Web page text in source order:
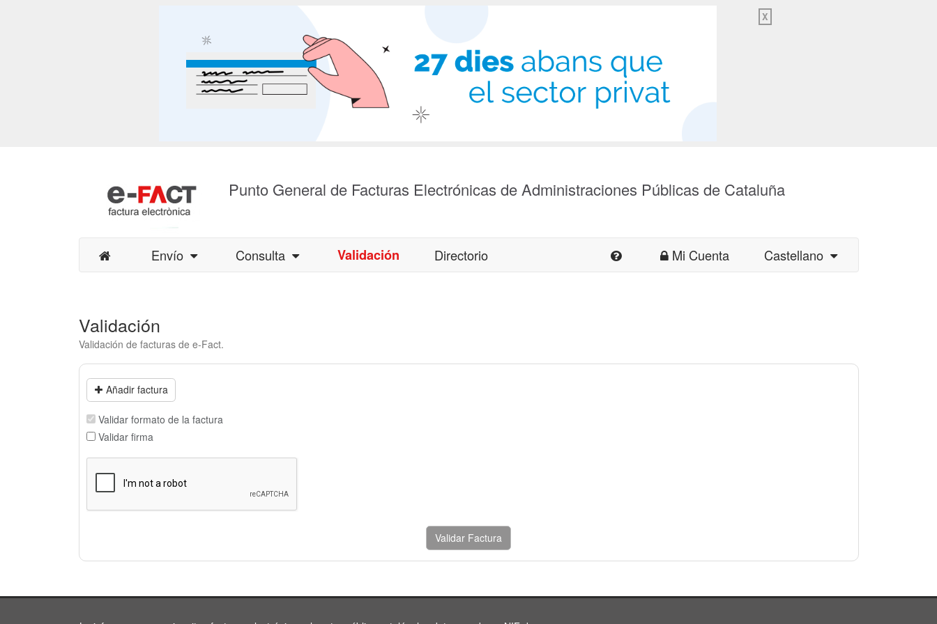
X
Punto General de Facturas Electrónicas de Administraciones Públicas de Cataluña
Envío Consulta Validación Directorio Mi Cuenta Castellano
Validación
Validación de facturas de e-Fact.
Añadir factura
Validar formato de la factura
Validar firma
Validar Factura